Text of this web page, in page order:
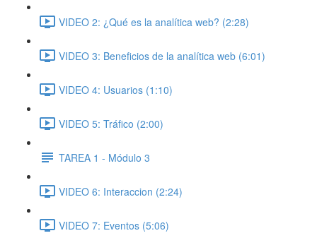
VIDEO 2: ¿Qué es la analítica web? (2:28)
VIDEO 3: Beneficios de la analítica web (6:01)
VIDEO 4: Usuarios (1:10)
VIDEO 5: Tráfico (2:00)
TAREA 1 - Módulo 3
VIDEO 6: Interaccion (2:24)
VIDEO 7: Eventos (5:06)